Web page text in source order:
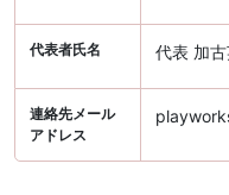
代表者氏名 代表 加
連絡先メール
アドレス